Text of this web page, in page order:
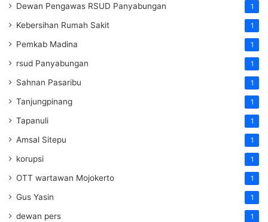
Dewan Pengawas RSUD Panyabungan 1
Kebersihan Rumah Sakit 1
Pemkab Madina 1
rsud Panyabungan 1
Sahnan Pasaribu 1
Tanjungpinang 1
Tapanuli 1
Amsal Sitepu 1
korupsi 1
OTT wartawan Mojokerto 1
Gus Yasin 1
dewan pers 1